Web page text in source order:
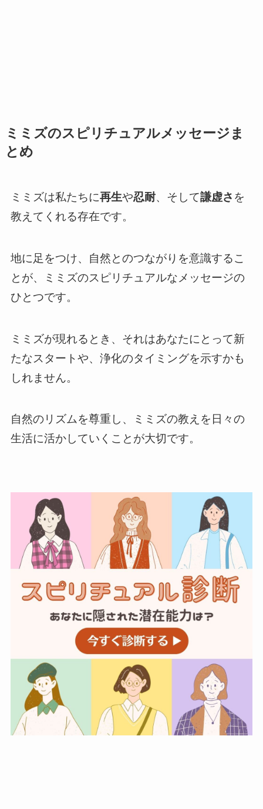
ミミズのスピリチュアルメッセージま
とめ
ミミズは私たちに再生や忍耐、そして謙虚さ を
教えてくれる存在です。
地に足をつけ、自然とのつながりを意識するこ
とが、ミミズのスピリチュアルなメッセージの
ひとつです。
ミミズが現れるとき、それはあなたにとって新
たなスタートや、浄化のタイミングを示すかも
しれません。
自然のリズムを尊重し、ミミズの教えを日々の
生活に活かしていくことが大切です。